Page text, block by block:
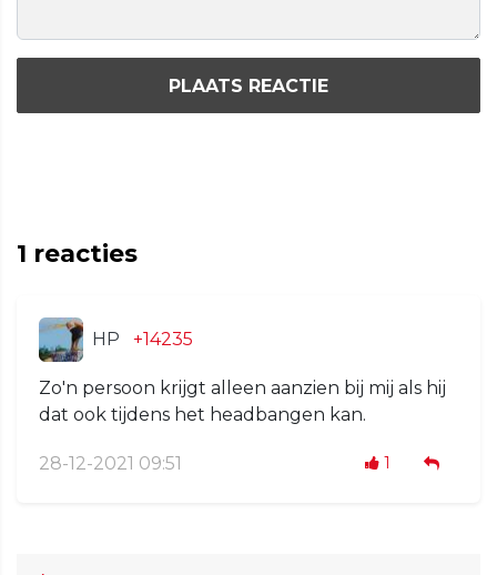
PLAATS REACTIE
1 reacties
HP +14235
Zo'n persoon krijgt alleen aanzien bij mij als hij
dat ook tijdens het headbangen kan.
28-12-2021 09:51 1